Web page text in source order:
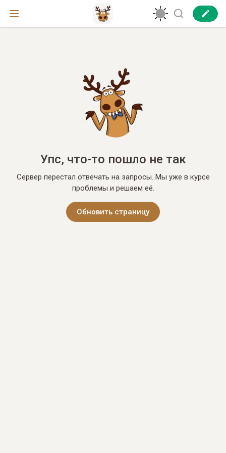
Упс, что-то пошло не так
Сервер перестал отвечать на запросы. Мы уже в курсе
проблемы и решаем её.
Обновить страницу